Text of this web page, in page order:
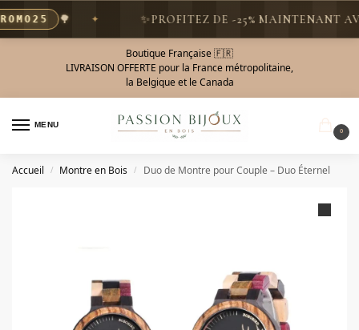
🌳 PROFITEZ DE -25% MAINTENANT
Boutique Française 🇫🇷
LIVRAISON OFFERTE pour la France métropolitaine,
la Belgique et le Canada
MENU
0
Accueil / Montre en Bois / Duo de Montre pour Couple – Duo Éternel